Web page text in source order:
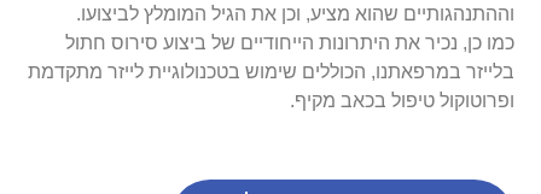
וההתנהגותיים שהוא מציע, וכן את הגיל המומלץ לביצועו.
כמו כן, נכיר את היתרונות הייחודיים של ביצוע סירוס חתול
בלייזר במרפאתנו, הכוללים שימוש בטכנולוגיית לייזר מתקדמת
ופרוטוקול טיפול בכאב מקיף.